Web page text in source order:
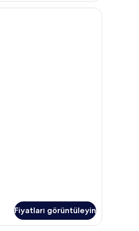
Masa, güneşlik/perde, ücretsiz kablosuz
Fiyatları görüntüleyin